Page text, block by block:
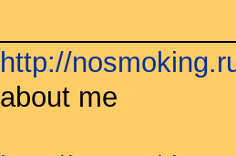
http://
about me